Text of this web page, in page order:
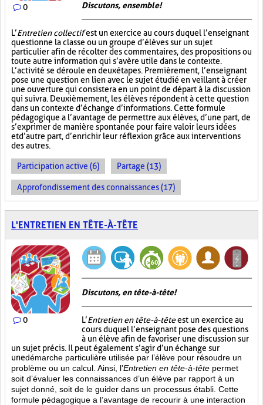
0 Discutons, ensemble!
L’Entretien collectifest un exercice au cours duquel l’enseignant
questionne la classe ou un groupe d’élèves sur un sujet
particulier afin de récolter des commentaires, des propositions ou
toute autre information qui s’avère utile dans le contexte.
L’activité se déroule en deux étapes. Premièrement, l’enseignant
pose une question en lien avec le sujet étudié en veillant à créer
une ouverture qui consistera en un point de départ à la discussion
qui suivra. Deuxièmement, les élèves répondent à cette question
dans un contexte d’échange d’informations. Cette formule
pédagogique a l’avantage de permettre aux élèves, d’une part, de
s’exprimer de manière spontanée pour faire valoir leurs idées
et d’autre part, d’enrichir leur réflexion grâce aux interventions
des autres.
Participation active (6) Partage (13)
Approfondissement des connaissances (17)
L'ENTRETIEN EN TÊTE-À-TÊTE
0
Discutons, en tête-à-tête!
L’Entretien en tête-à-têteest un exercice au
cours duquel l’enseignant pose des questions
à un élève afin de favoriser une discussion sur
un sujet précis. Il peut également s’agir d’un échange sur
unedémarche particulière utilisée par l’élève pour résoudre un
problème ou un calcul. Ainsi, l’Entretien en tête-à-tête permet
soit d’évaluer les connaissances d’un élève par rapport à un
sujet donné, soit de le guider dans un processus établi. Cette
formule pédagogique a l’avantage de recourir à une interaction